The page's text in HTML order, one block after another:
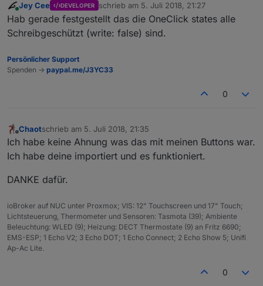
Online
Jey Cee DEVELOPER schrieb am 5. Juli 2018, 21:27
zuletzt editiert von
Hab gerade festgestellt das die OneClick states alle
Schreibgeschützt (write: false) sind.
Persönlicher Support
Spenden -> paypal.me/J3YC33
0
Offline
Chaotschrieb am 5. Juli 2018, 21:35
zuletzt editiert von
Ich habe keine Ahnung was das mit meinen Buttons war.
Ich habe deine importiert und es funktioniert.
DANKE dafür.
ioBroker auf NUC unter Proxmox; VIS: 12" Touchscreen und 17" Touch;
Lichtsteuerung, Thermometer und Sensoren: Tasmota (39); Ambiente
Beleuchtung: WLED (9); Heizung: DECT Thermostate (9) an Fritz 6690;
EMS-ESP; 1 Echo V2; 3 Echo DOT; 1 Echo Connect; 2 Echo Show 5; Unifi
Ap-Ac Lite.
0